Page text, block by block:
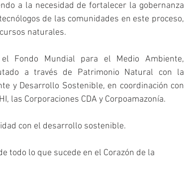
a la necesidad de fortalecer la gobernanza
de las comunidades en este proceso,
naturales.
Fondo Mundial para el Medio Ambiente,
a través de Patrimonio Natural con la
y Desarrollo Sostenible, en coordinación con
las Corporaciones CDA y Corpoamazonía.
con el desarrollo sostenible.
todo lo que sucede en el Corazón de la